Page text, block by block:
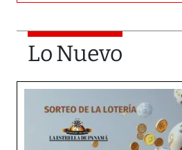
Lo Nuevo